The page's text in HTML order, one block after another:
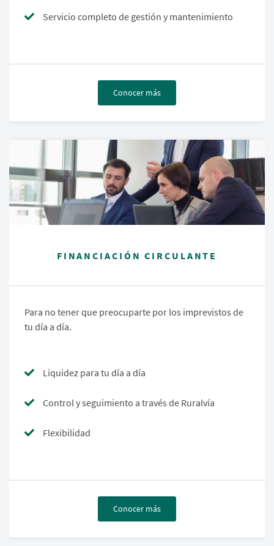
Servicio completo de gestión y mantenimiento
Conocer más
FINANCIACIÓN CIRCULANTE
Para no tener que preocuparte por los imprevistos de
tu día a día.
Liquidez para tu día a día
Control y seguimiento a través de Ruralvía
Flexibilidad
Conocer más